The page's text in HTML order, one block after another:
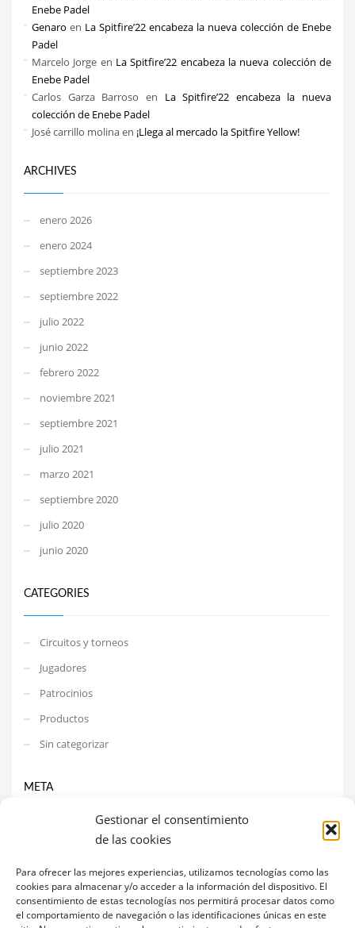
Gestionar el consentimiento
de las cookies
Para ofrecer las mejores experiencias, utilizamos tecnologías como las
cookies para almacenar y/o acceder a la información del dispositivo. El
consentimiento de estas tecnologías nos permitirá procesar datos como
el comportamiento de navegación o las identificaciones únicas en este
Enebe Padel
Genaro en La Spitfire’22 encabeza la nueva colección de Enebe
Padel
Marcelo Jorge en La Spitfire’22 encabeza la nueva colección de
Enebe Padel
Carlos Garza Barroso en La Spitfire’22 encabeza la nueva
colección de Enebe Padel
José carrillo molinaen ¡Llega al mercado la Spitfire Yellow!
ARCHIVES
enero 2026
enero 2024
septiembre 2023
septiembre 2022
julio 2022
junio 2022
febrero 2022
noviembre 2021
septiembre 2021
julio 2021
marzo 2021
septiembre 2020
julio 2020
junio 2020
CATEGORIES
Circuitos y torneos
Jugadores
Patrocinios
Productos
Sin categorizar
META
Feed de comentarios
WordPress.org